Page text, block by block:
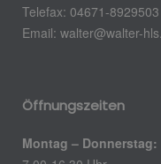
Telefax: 04671-8929503
Email: walter@walter-
Öffnungszeiten
Montag – Donnerstag: